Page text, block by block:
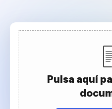
Pulsa aquí